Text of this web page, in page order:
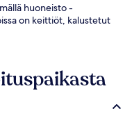
huoneisto -
on keittiöt, kalustetut